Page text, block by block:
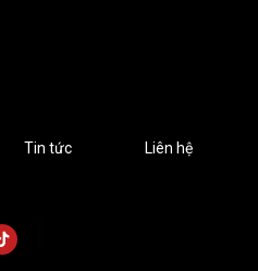
Tin tức Liên hệ